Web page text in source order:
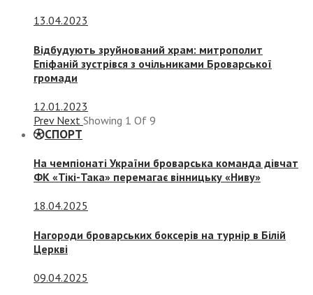
13.04.2023
Відбудують зруйнований храм: митрополит
Епіфаній зустрівся з очільниками Броварської
громади
12.01.2023
Prev Next Showing 1 Of 9
СПОРТ
На чемпіонаті України броварська команда дівчат
ФК «Тікі-Така» перемагає вінницьку «Ниву»
18.04.2025
Нагороди броварських боксерів на турнір в Білій
Церкві
09.04.2025